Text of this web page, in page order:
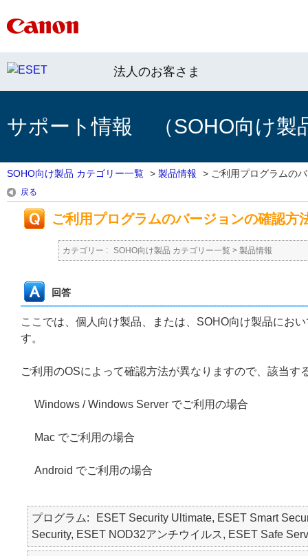
法人のお客さま
サポート情報 （SOHO向け製
SOHO向け製品 カテゴリー一覧 > 製品情報 > ご利用プログラムの
戻る
ご利用プログラムのバージョンの確認方
カテゴリー : SOHO向け製品 カテゴリー一覧 > 製品情報
回答
ここでは、個人向け製品、または、SOHO向け製品にお
す。
ご利用のOSによって確認方法が異なりますので、該当
Windows / Windows Server でご利用の場合
Mac でご利用の場合
Android でご利用の場合
プログラム
ESET Security Ultimate, ESET Smart
Security, ESET NOD32アンチウイルス, ESET Safe